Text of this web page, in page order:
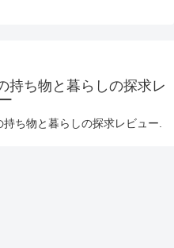
持ち物と暮らしの探求レ
ち物と暮らしの探求レビュー.